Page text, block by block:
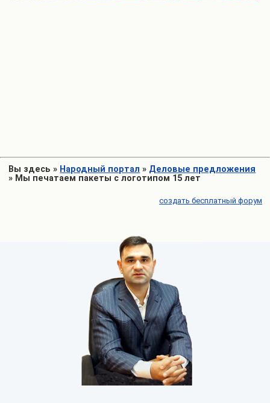
Вы здесь » Народный портал » Деловые предложения
» Мы печатаем пакеты с логотипом 15 лет
создать бесплатный форум